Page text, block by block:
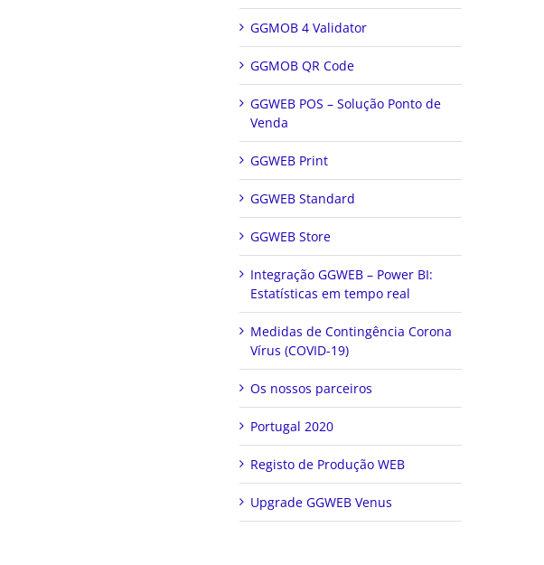
GGMOB 4 Validator
GGMOB QR Code
GGWEB POS – Solução Ponto de
Venda
GGWEB Print
GGWEB Standard
GGWEB Store
Integração GGWEB – Power BI:
Estatísticas em tempo real
Medidas de Contingência Corona
Vírus (COVID-19)
Os nossos parceiros
Portugal 2020
Registo de Produção WEB
Upgrade GGWEB Venus